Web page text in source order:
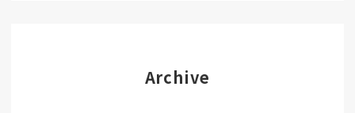
Archive